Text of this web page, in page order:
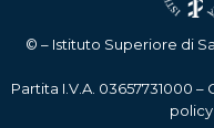
© – Istituto Superiore di
Partita I.V.A. 03657731000 –
policy